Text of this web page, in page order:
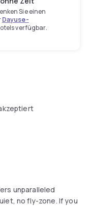
Sie einen
Dayuse-
verfügbar.
unparalleled
no fly-zone. If you